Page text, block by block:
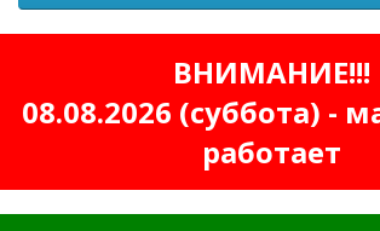
ВНИМАНИЕ!!!
08.08.2026 (суббота) -
работает